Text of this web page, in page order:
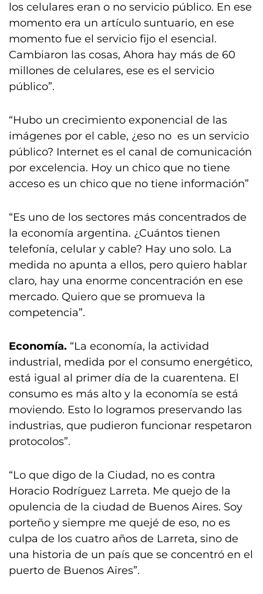
los celulares eran o no servicio público. En ese
momento era un artículo suntuario, en ese
momento fue el servicio fijo el esencial.
Cambiaron las cosas, Ahora hay más de 60
millones de celulares, ese es el servicio
público”.
“Hubo un crecimiento exponencial de las
imágenes por el cable, ¿eso no es un servicio
público? Internet es el canal de comunicación
por excelencia. Hoy un chico que no tiene
acceso es un chico que no tiene información”
“Es uno de los sectores más concentrados de
la economía argentina. ¿Cuántos tienen
telefonía, celular y cable? Hay uno solo. La
medida no apunta a ellos, pero quiero hablar
claro, hay una enorme concentración en ese
mercado. Quiero que se promueva la
competencia”.
Economía. “La economía, la actividad
industrial, medida por el consumo energético,
está igual al primer día de la cuarentena. El
consumo es más alto y la economía se está
moviendo. Esto lo logramos preservando las
industrias, que pudieron funcionar respetaron
protocolos”.
“Lo que digo de la Ciudad, no es contra
Horacio Rodríguez Larreta. Me quejo de la
opulencia de la ciudad de Buenos Aires. Soy
porteño y siempre me quejé de eso, no es
culpa de los cuatro años de Larreta, sino de
una historia de un país que se concentró en el
puerto de Buenos Aires”.